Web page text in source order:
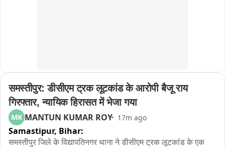
समस्तीपुर: डीसीएम ट्रक लूटकांड के आरोपी बैजू राय
गिरफ्तार, न्यायिक हिरासत में भेजा गया
MK MANTUN KUMAR ROY 17m ago
Samastipur, Bihar:
समस्तीपुर जिले के विद्यापतिनगर थाना ने डीसीएम ट्रक लूटकांड के एक